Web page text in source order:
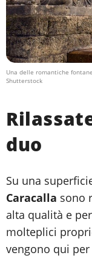
Una delle romantiche
Shutterstock
duo
Su una
Caracalla sono
alta qualità e
molteplici
vengono qui